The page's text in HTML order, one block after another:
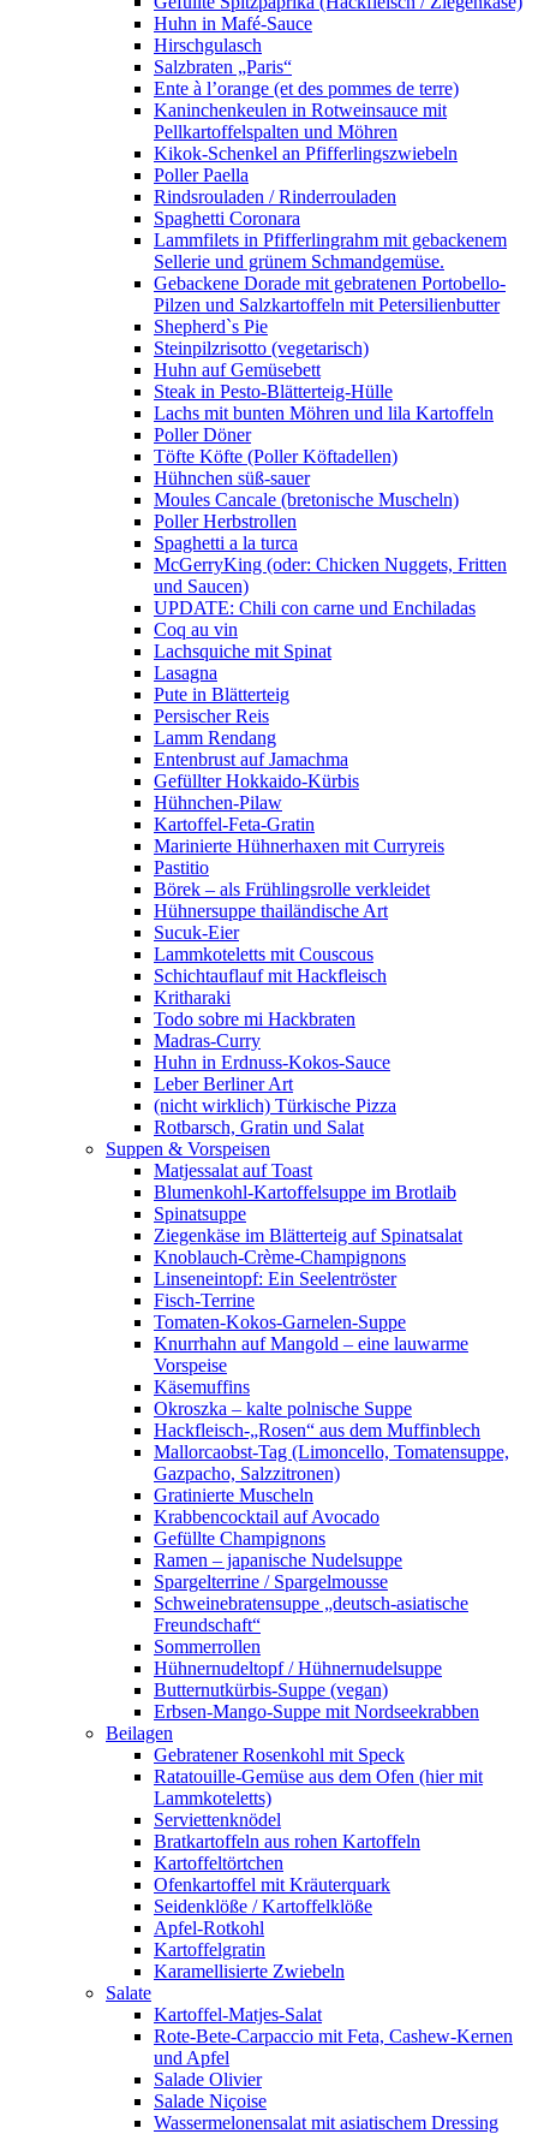
Huhn in Mafé-Sauce
Hirschgulasch
Salzbraten „Paris“
Ente à l’orange (et des pommes de terre)
Kaninchenkeulen in Rotweinsauce mit
Pellkartoffelspalten und Möhren
Kikok-Schenkel an Pfifferlingszwiebeln
Poller Paella
Rindsrouladen / Rinderrouladen
Spaghetti Coronara
Lammfilets in Pfifferlingrahm mit gebackenem
Sellerie und grünem Schmandgemüse.
Gebackene Dorade mit gebratenen Portobello-
Pilzen und Salzkartoffeln mit Petersilienbutter
Shepherd`s Pie
Steinpilzrisotto (vegetarisch)
Huhn auf Gemüsebett
Steak in Pesto-Blätterteig-Hülle
Lachs mit bunten Möhren und lila Kartoffeln
Poller Döner
Töfte Köfte (Poller Köftadellen)
Hühnchen süß-sauer
Moules Cancale (bretonische Muscheln)
Poller Herbstrollen
Spaghetti a la turca
McGerryKing (oder: Chicken Nuggets, Fritten
und Saucen)
UPDATE: Chili con carne und Enchiladas
Coq au vin
Lachsquiche mit Spinat
Lasagna
Pute in Blätterteig
Persischer Reis
Lamm Rendang
Entenbrust auf Jamachma
Gefüllter Hokkaido-Kürbis
Hühnchen-Pilaw
Kartoffel-Feta-Gratin
Marinierte Hühnerhaxen mit Curryreis
Pastitio
Börek – als Frühlingsrolle verkleidet
Hühnersuppe thailändische Art
Sucuk-Eier
Lammkoteletts mit Couscous
Schichtauflauf mit Hackfleisch
Kritharaki
Todo sobre mi Hackbraten
Madras-Curry
Huhn in Erdnuss-Kokos-Sauce
Leber Berliner Art
(nicht wirklich) Türkische Pizza
Rotbarsch, Gratin und Salat
Suppen & Vorspeisen
Matjessalat auf Toast
Blumenkohl-Kartoffelsuppe im Brotlaib
Spinatsuppe
Ziegenkäse im Blätterteig auf Spinatsalat
Knoblauch-Crème-Champignons
Linseneintopf: Ein Seelentröster
Fisch-Terrine
Tomaten-Kokos-Garnelen-Suppe
Knurrhahn auf Mangold – eine lauwarme
Vorspeise
Käsemuffins
Okroszka – kalte polnische Suppe
Hackfleisch-„Rosen“ aus dem Muffinblech
Mallorcaobst-Tag (Limoncello, Tomatensuppe,
Gazpacho, Salzzitronen)
Gratinierte Muscheln
Krabbencocktail auf Avocado
Gefüllte Champignons
Ramen – japanische Nudelsuppe
Spargelterrine / Spargelmousse
Schweinebratensuppe „deutsch-asiatische
Freundschaft“
Sommerrollen
Hühnernudeltopf / Hühnernudelsuppe
Butternutkürbis-Suppe (vegan)
Erbsen-Mango-Suppe mit Nordseekrabben
Beilagen
Gebratener Rosenkohl mit Speck
Ratatouille-Gemüse aus dem Ofen (hier mit
Lammkoteletts)
Serviettenknödel
Bratkartoffeln aus rohen Kartoffeln
Kartoffeltörtchen
Ofenkartoffel mit Kräuterquark
Seidenklöße / Kartoffelklöße
Apfel-Rotkohl
Kartoffelgratin
Karamellisierte Zwiebeln
Salate
Kartoffel-Matjes-Salat
Rote-Bete-Carpaccio mit Feta, Cashew-Kernen
und Apfel
Salade Olivier
Salade Niçoise
Wassermelonensalat mit asiatischem Dressing